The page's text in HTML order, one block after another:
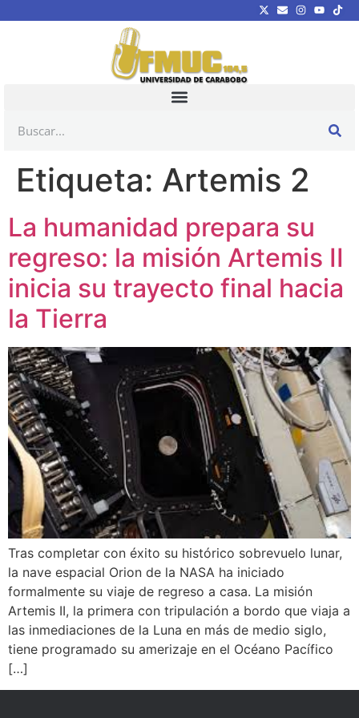
Etiqueta: Artemis 2
La humanidad prepara su
regreso: la misión Artemis II
inicia su trayecto final hacia
la Tierra
Tras completar con éxito su histórico sobrevuelo lunar,
la nave espacial Orion de la NASA ha iniciado
formalmente su viaje de regreso a casa. La misión
Artemis II, la primera con tripulación a bordo que viaja a
las inmediaciones de la Luna en más de medio siglo,
tiene programado su amerizaje en el Océano Pacífico
[…]